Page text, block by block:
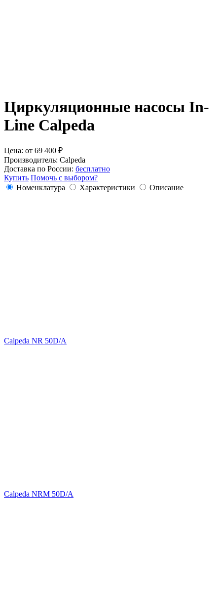
Циркуляционные насосы In-
Line Calpeda
Цена: от 69 400 ₽
Производитель: Calpeda
Доставка по России: бесплатно
Купить Помочь с выбором?
Номенклатура
Характеристики Описание
Calpeda NR 50D/A
Calpeda NRM 50D/A